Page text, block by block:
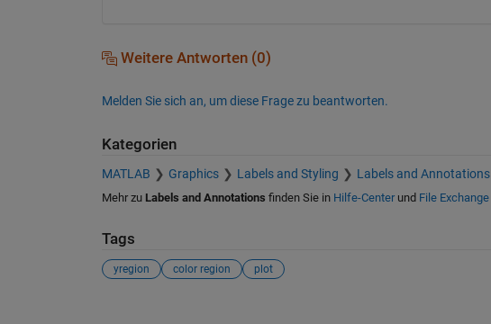
Weitere Antworten (0)
Melden Sie sich an, um diese Frage zu beantworten.
Kategorien
MATLAB Graphics Labels and Styling Labels and Annotations
Mehr zu Labels and Annotations finden Sie in Hilfe-Centerund File Exchange
Tags
yregion color region plot